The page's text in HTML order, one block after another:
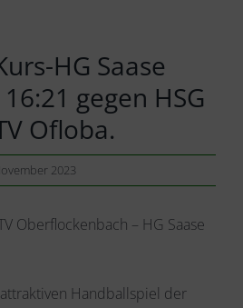
HG Saase
gegen HSG
Ofloba.
2023
Oberflockenbach – HG Saase
Handballspiel der